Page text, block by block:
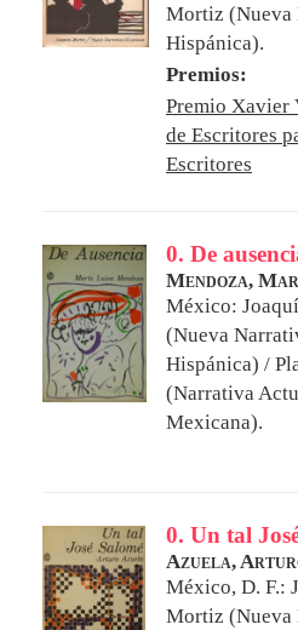
Mortiz (Nueva
Hispánica).
Premios:
Premio
de Escritores
Escritores
0. De
Mendoza,
México:
(Nueva
Hispánica) /
(Narrativa
Mexicana).
0. Un tal
Azuela,
México, D. F.:
Mortiz (Nueva